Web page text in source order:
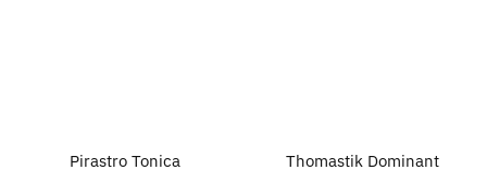
Pirastro Tonica Thomastik Dominant